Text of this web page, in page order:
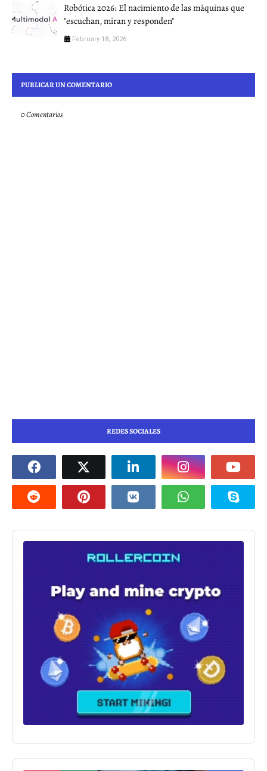
Robótica 2026: El nacimiento de las máquinas que
"escuchan, miran y responden"
February 18, 2026
PUBLICAR UN COMENTARIO
0 Comentarios
REDES SOCIALES